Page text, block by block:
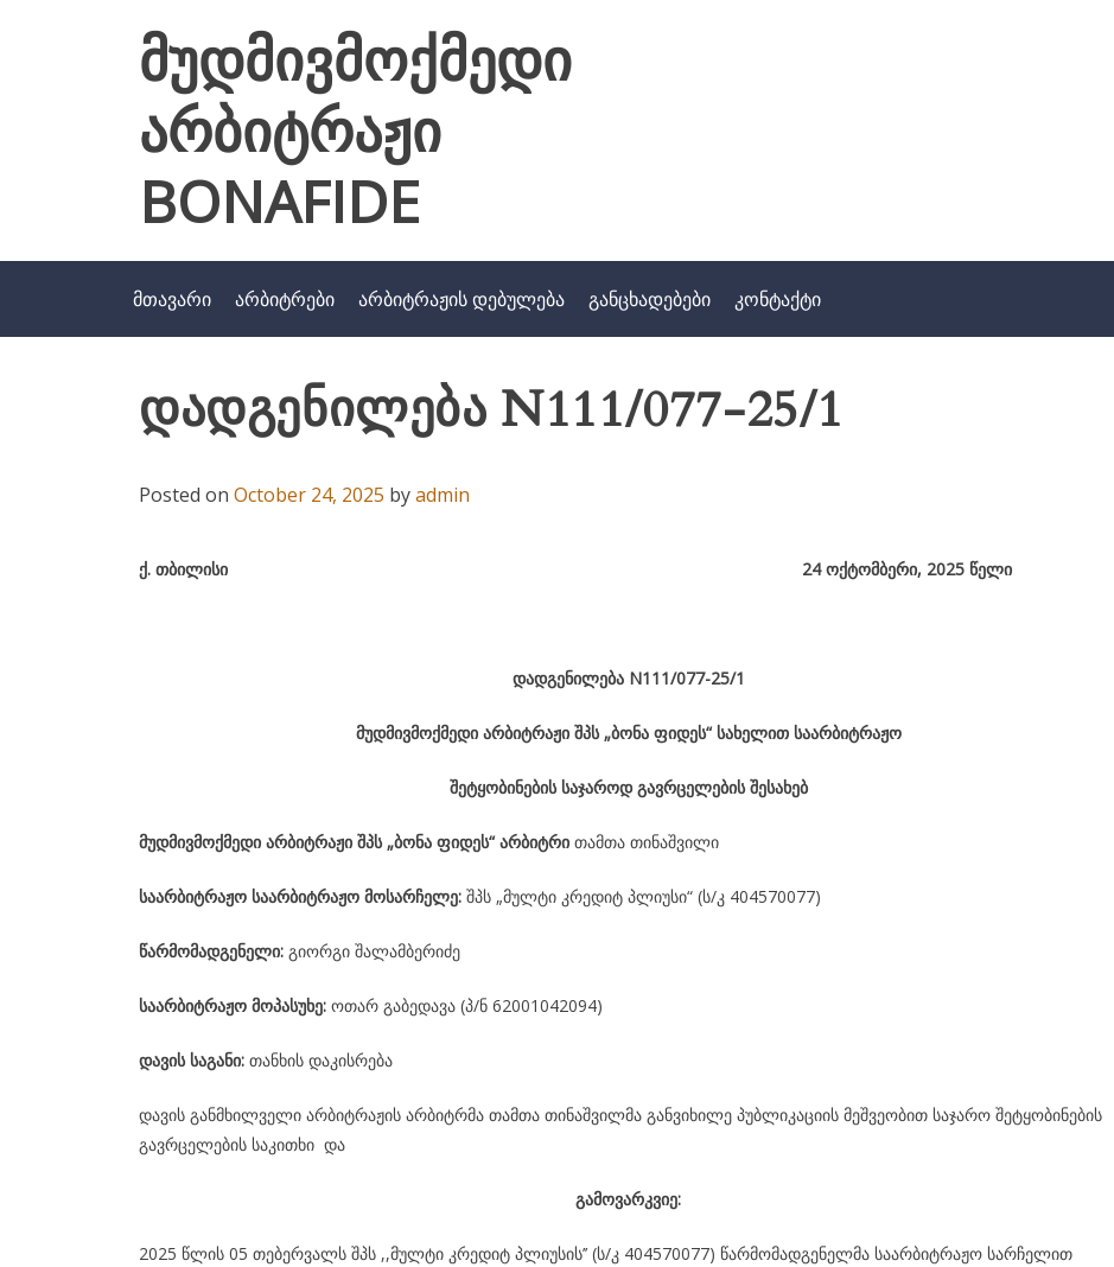
მუდმივმოქმედი
არბიტრაჟი
BONAFIDE
მთავარი არბიტრები არბიტრაჟის დებულება განცხადებები კონტაქტი
დადგენილება N111/077-25/1
Posted on October 24, 2025 byadmin
ქ. თბილისი 24ოქტომბერი, 2025 წელი
დადგენილება N111/077-25/1
მუდმივმოქმედი არბიტრაჟი შპს „ბონა ფიდეს“ სახელით საარბიტრაჟო
შეტყობინების საჯაროდ გავრცელების შესახებ
მუდმივმოქმედი არბიტრაჟი შპს „ბონა ფიდეს“ არბიტრი თამთა თინაშვილი
საარბიტრაჟო საარბიტრაჟო მოსარჩელე: შპს „მულტი კრედიტ პლიუსი“ (ს/კ 404570077)
წარმომადგენელი: გიორგი შალამბერიძე
საარბიტრაჟო მოპასუხე: ოთარ გაბედავა (პ/ნ 62001042094)
დავის საგანი: თანხის დაკისრება
დავის განმხილველი არბიტრაჟის არბიტრმა თამთა თინაშვილმა განვიხილე პუბლიკაციის მეშვეობით საჯარო შეტყობინების
გავრცელების საკითხი და
გამოვარკვიე:
2025 წლის 05 თებერვალს შპს ,,მულტი კრედიტ პლიუსის’’ (ს/კ 404570077) წარმომადგენელმა საარბიტრაჟო სარჩელით